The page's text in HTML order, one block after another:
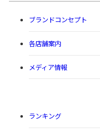
ブランドコンセプト
各店舗案内
メディア情報
ランキング